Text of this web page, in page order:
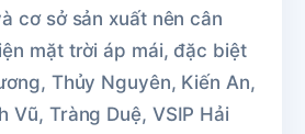
cơ sở sản xuất nên cân
mặt trời áp mái, đặc biệt
Thủy Nguyên, Kiến An,
Vũ, Tràng Duệ, VSIP Hải